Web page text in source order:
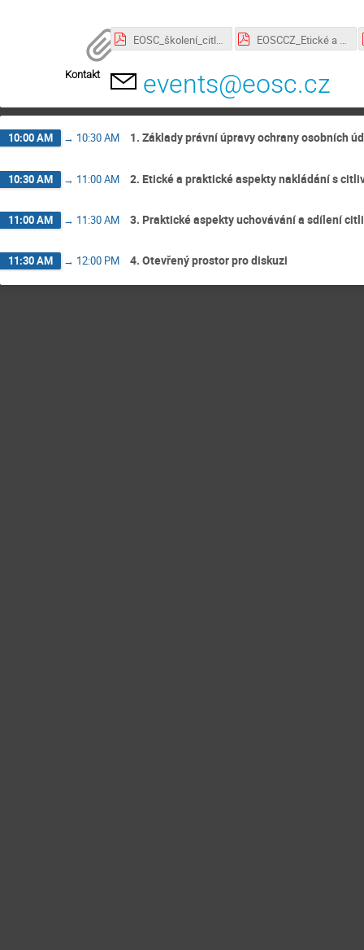
Kontakt events@eosc.cz
10:00 AM → 10:30 AM 1. Základy právní úpravy ochrany osobních
10:30 AM → 11:00 AM 2. Etické a praktické aspekty nakládání s
11:00 AM → 11:30 AM 3. Praktické aspekty uchovávání a sdílení
11:30 AM → 12:00 PM 4. Otevřený prostor pro diskuzi